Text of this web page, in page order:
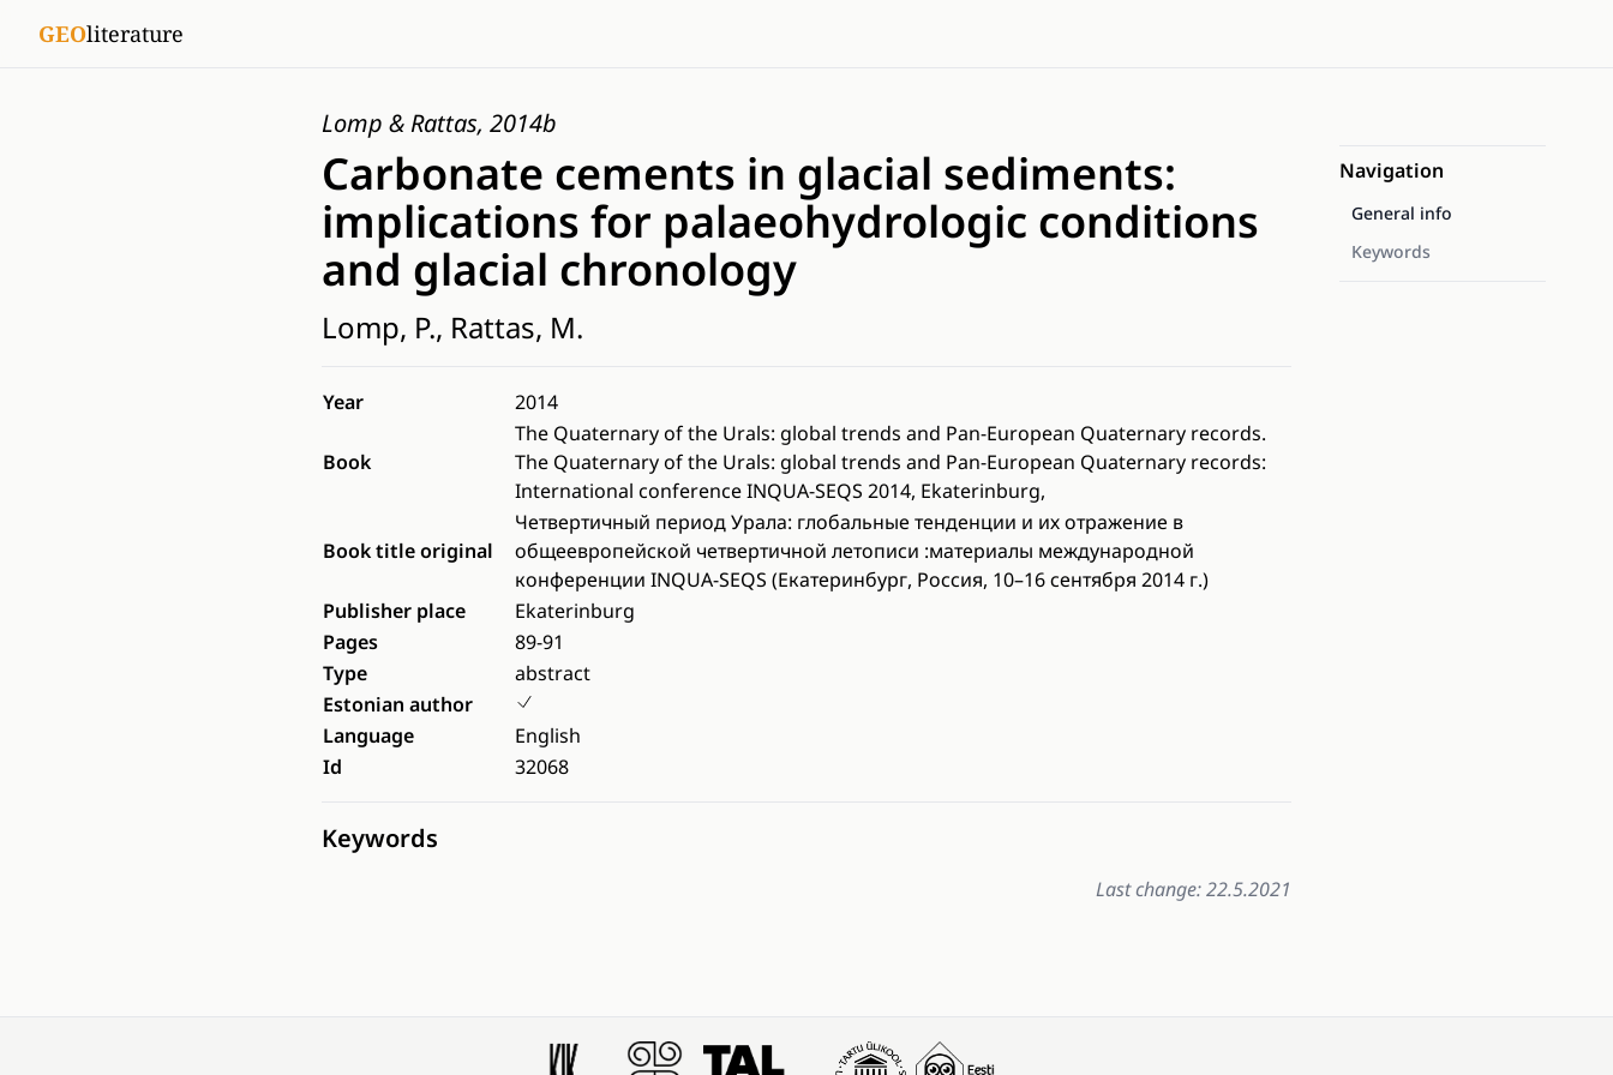
GEOliterature
Lomp & Rattas, 2014b
Carbonate cements in glacial sediments:
implications for palaeohydrologic conditions
and glacial chronology
Lomp, P., Rattas, M.
Year 2014
Book
The Quaternary of the Urals: global trends and Pan-European Quaternary records.
The Quaternary of the Urals: global trends and Pan-European Quaternary records:
International conference INQUA-SEQS 2014, Ekaterinburg,
Book title original
Четвертичный период Урала: глобальные тенденции и их отражение в
общеевропейской четвертичной летописи :материалы международной
конференции INQUA-SEQS (Екатеринбург, Россия, 10–16 сентября 2014 г.)
Publisher place
Ekaterinburg
Pages
89-91
Type
abstract
Estonian author
Language
English
Id
32068
Keywords
Last change: 22.5.2021
Navigation
General info
Keywords